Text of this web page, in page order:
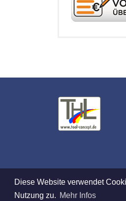
Diese Website verwendet
Nutzung zu. Mehr Infos
Verkauf nur an